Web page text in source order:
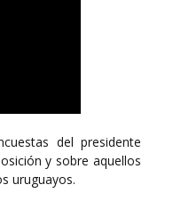
del presidente
y sobre aquellos
uruguayos.